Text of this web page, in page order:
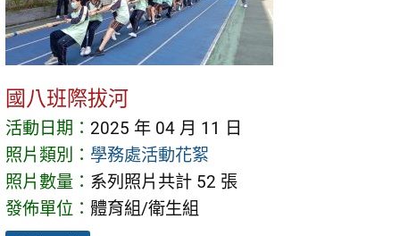
國八班際拔河
活動日期： 2025 年 04 月 11 日
照片類別： 學務處活動花絮
照片數量： 系列照片共計 52 張
發佈單位： 體育組/衛生組